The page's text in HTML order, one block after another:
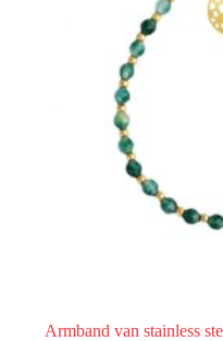
Armband van stainless